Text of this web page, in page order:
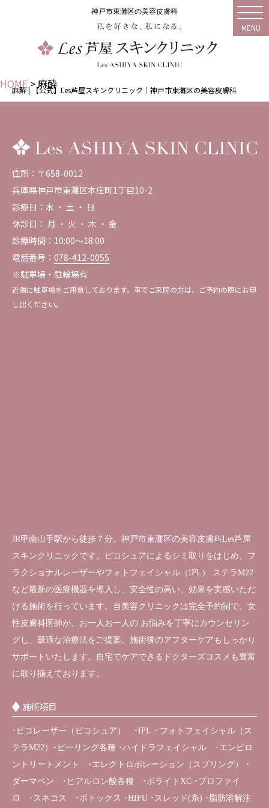
神戸市東灘区の美容皮膚科
MENU
HOME>麻酔
麻酔 | 【公式】Les芦屋スキンクリニック｜神戸市東灘区の美容皮膚科
JR甲南山手駅から徒歩７分。神戸市東灘区の美容皮膚科Les芦屋
スキンクリニックです。ピコシュアによるシミ取りをはじめ、フ
ラクショナルレーザーやフォトフェイシャル（IPL） ステラM22
など最新の医療機器を導入し、安全性の高い、効果を実感いただ
ける施術を行っています。当美容クリニックは完全予約制で、女
性皮膚科医師が、お一人お一人の お悩みを丁寧にカウンセリン
グし、最適な治療法をご提案。施術後のアフターケアもしっかり
サポートいたします。自宅でケアできるドクターズコスメも豊富
に取り揃えております。
施術項目
･ピコレーザー（ピコシュア） ･IPL・フォトフェイシャル（ス
テラM22）･ピーリング各種 ･ハイドラフェイシャル ･エンビロ
ントリートメント ･エレクトロポレーション（スプリング） ･
ダーマペン ･ヒアルロン酸各種 ･ボライトXC ･プロファイ
ロ ･スネコス ･ボトックス ･HIFU ･スレッド(糸) ･脂肪溶解注
住所：〒658-0012
兵庫県神戸市東灘区本庄町1丁目10-2
診療日：水 ・ 土 ・ 日
休診日： 月 ・ 火 ・ 木 ・ 金
診療時間：10:00～18:00
電話番号： 078-412-0055
※駐車場・駐輪場有
近隣に駐車場をご用意しております。車でご来院の方は、ご予約の際にお申
し出ください。